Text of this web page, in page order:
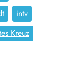
intv
Kreuz